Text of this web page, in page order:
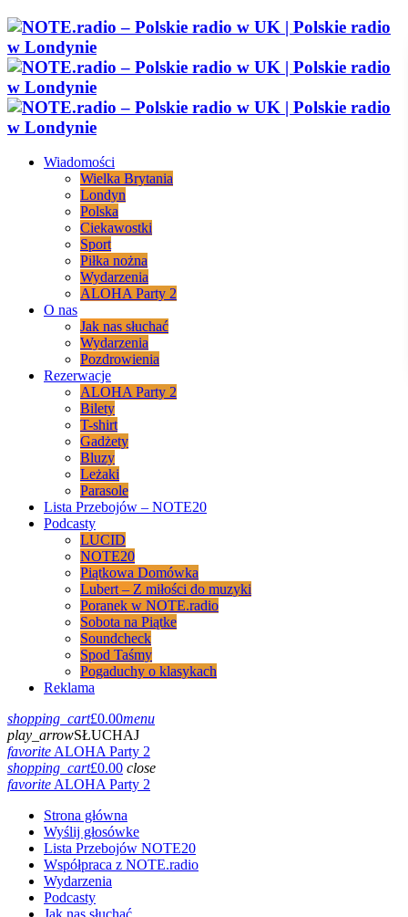
Wiadomości
Wielka Brytania
Londyn
Polska
Ciekawostki
Sport
Piłka nożna
Wydarzenia
ALOHA Party 2
O nas
Jak nas słuchać
Wydarzenia
Pozdrowienia
Rezerwacje
ALOHA Party 2
Bilety
T-shirt
Gadżety
Bluzy
Leżaki
Parasole
Lista Przebojów – NOTE20
Podcasty
LUCID
NOTE20
Piątkowa Domówka
Lubert – Z miłości do muzyki
Poranek w NOTE.radio
Sobota na Piątke
Soundcheck
Spod Taśmy
Pogaduchy o klasykach
Reklama
shopping_cart£0.00menu
play_arrowSŁUCHAJ
favoriteALOHA Party 2
shopping_cart£0.00 close
favoriteALOHA Party 2
Strona główna
Wyślij głosówke
Lista Przebojów NOTE20
Współpraca z NOTE.radio
Wydarzenia
Podcasty